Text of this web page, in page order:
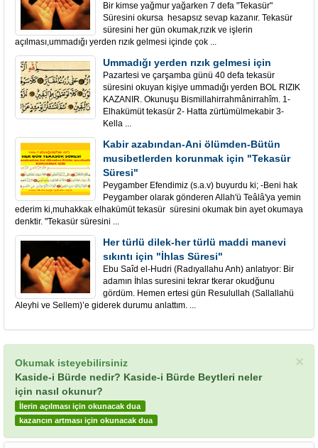
Bir kimse yağmur yağarken 7 defa "Tekasür"
Süresini okursa hesapsız sevap kazanır. Tekasür
süresini her gün okumak,rızık ve işlerin
açılması,ummadığı yerden rızık gelmesi içinde çok ...
Ummadığı yerden rızık gelmesi için
Pazartesi ve çarşamba günü 40 defa tekasür
süresini okuyan kişiye ummadığı yerden BOL RIZIK
KAZANIR. Okunuşu Bismillahirrahmânirrahîm. 1-
Elhakümüt tekasür 2- Hatta zürtümülmekabir 3-
Kella ...
Kabir azabından-Ani ölümden-Bütün
musibetlerden korunmak için "Tekasür
Süresi"
Peygamber Efendimiz (s.a.v) buyurdu ki; -Beni hak
Peygamber olarak gönderen Allah'ü Teâlâ'ya yemin
ederim ki,muhakkak elhakümüt tekasür süresini okumak bin ayet okumaya
denktir. "Tekasür süresini ...
Her türlü dilek-her türlü maddi manevi
sıkıntı için "İhlas Süresi"
Ebu Saîd el-Hudri (Radıyallahu Anh) anlatıyor: Bir
adamın İhlas suresini tekrar tkerar okudğunu
gördüm. Hemen ertesi gün Resulullah (Sallallahü
Aleyhi ve Sellem)’e giderek durumu anlattım. ...
×
Okumak isteyebilirsiniz
Kaside-i Bürde nedir? Kaside-i Bürde Beytleri neler
için nasıl okunur?
İlerin açılması için okunacak dua
kazancın artması için okunacak dua